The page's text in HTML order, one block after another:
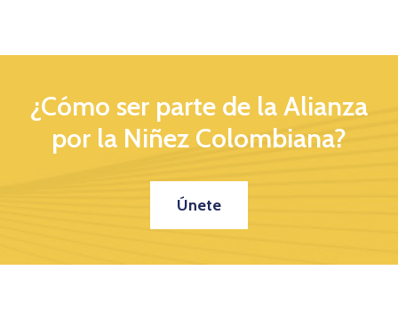
¿Cómo ser parte de la Alianza
por la Niñez Colombiana?
Únete